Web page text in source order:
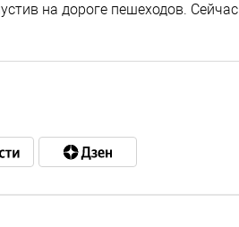
на дороге пешеходов. Сейчас